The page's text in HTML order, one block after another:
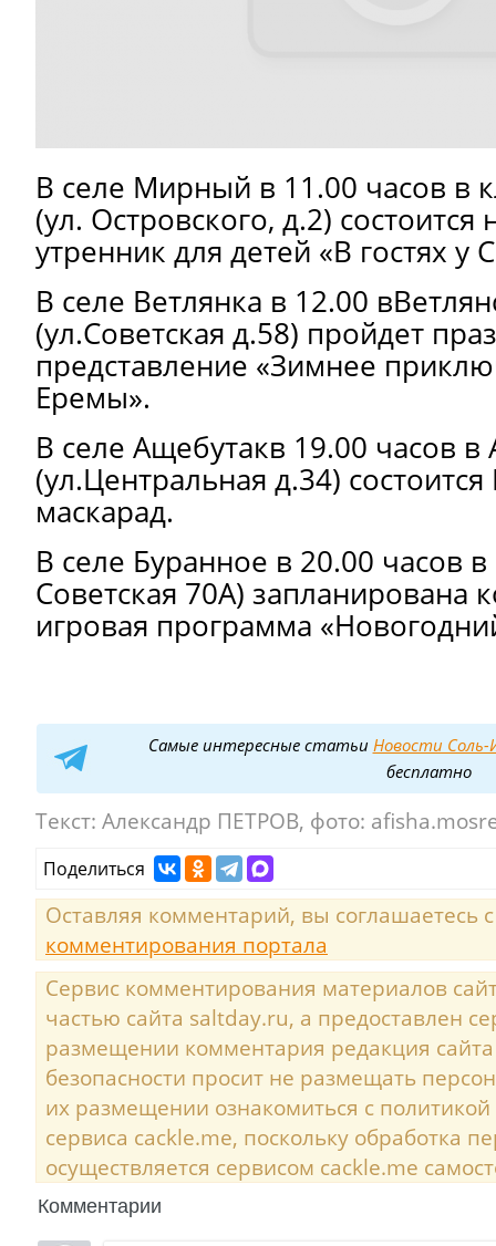
В селе Мирный в 11.00 часов в
(ул. Островского, д.2)
утренник для детей «В гостях у
В селе Ветлянка в 12.00
(ул.Советская д.58) пройдет
представление «Зимнее
Еремы».
В селе Ащебутакв 19.00 часов
(ул.Центральная д.34)
маскарад.
В селе Буранное в 20.00 часов
Советская 70А) запланирована
игровая программа
Самые интересные статьи Новости Соль-
бесплатно
Текст: Александр ПЕТРОВ, фото:
Поделиться
Оставляя комментарий, вы соглашаетесь
комментирования портала
Сервис комментирования материалов
частью сайта saltday.ru, а предоставлен
размещении комментария редакция
безопасности просит не размещать
их размещении ознакомиться с
сервиса cackle.me, поскольку обработка
осуществляется сервисом cackle.me
Комментарии